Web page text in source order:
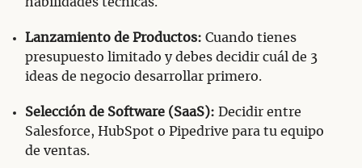
Lanzamiento de Productos: Cuando tienes
presupuesto limitado y debes decidir cuál de 3
ideas de negocio desarrollar primero.
Selección de Software (SaaS): Decidir entre
Salesforce, HubSpot o Pipedrive para tu equipo
de ventas.